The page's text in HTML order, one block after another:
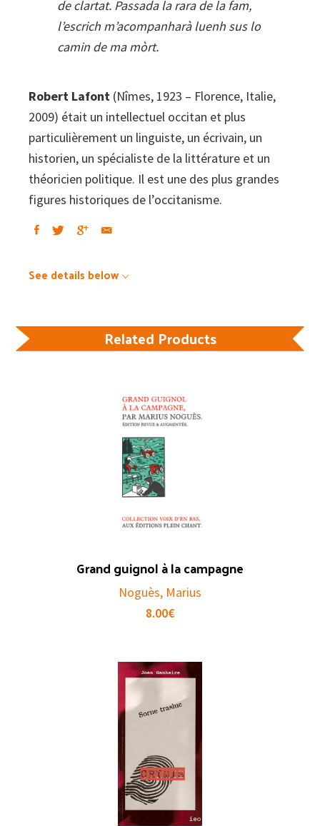
de clartat. Passada la rara de la fam,
l’escrich m’acompanharà luenh sus lo
camin de ma mòrt.
Robert Lafont (Nîmes, 1923 – Florence, Italie,
2009) était un intellectuel occitan et plus
particulièrement un linguiste, un écrivain, un
historien, un spécialiste de la littérature et un
théoricien politique. Il est une des plus grandes
figures historiques de l’occitanisme.
See details below
Related Products
Grand guignol à la campagne
Noguès, Marius
8.00€